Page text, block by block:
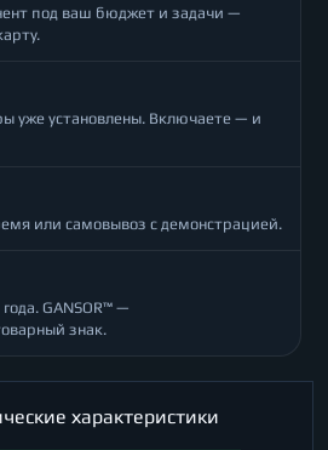
под ваш бюджет и задачи —
уже установлены. Включаете — и
или самовывоз с демонстрацией.
GANSOR™ —
знак.
характеристики